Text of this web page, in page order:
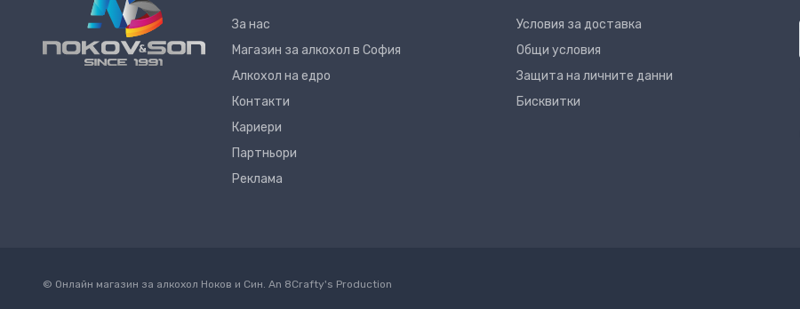
За нас
Магазин за алкохол в София
Алкохол на едро
Контакти
Кариери
Партньори
Реклама
Условия за доставка
Общи условия
Защита на личните данни
Бисквитки
© Онлайн магазин за алкохол Ноков и Син. An 8Crafty's Production